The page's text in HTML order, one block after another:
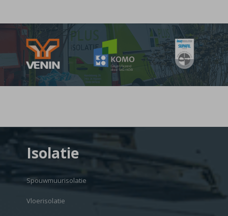
Isolatie
Spouwmuurisolatie
Vloerisolatie